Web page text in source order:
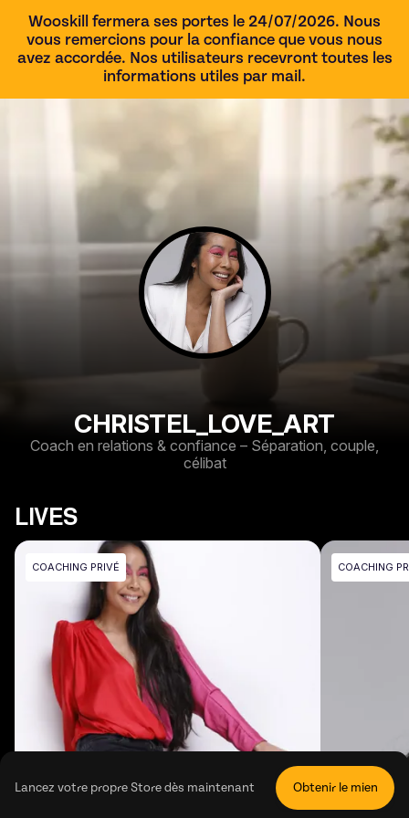
Wooskill fermera ses portes le 24/07/2026. Nous
vous remercions pour la confiance que vous nous
avez accordée. Nos utilisateurs recevront toutes les
informations utiles par mail.
CHRISTEL_LOVE_ART
Coach en relations & confiance – Séparation, couple,
célibat
LIVES
COACHING PRIVÉ COACHING
Lancez votre propre Store dès maintenant Obtenir le mien